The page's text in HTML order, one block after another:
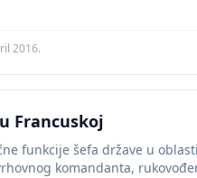
2016.
Francuskoj
funkcije šefa države u
komandanta,